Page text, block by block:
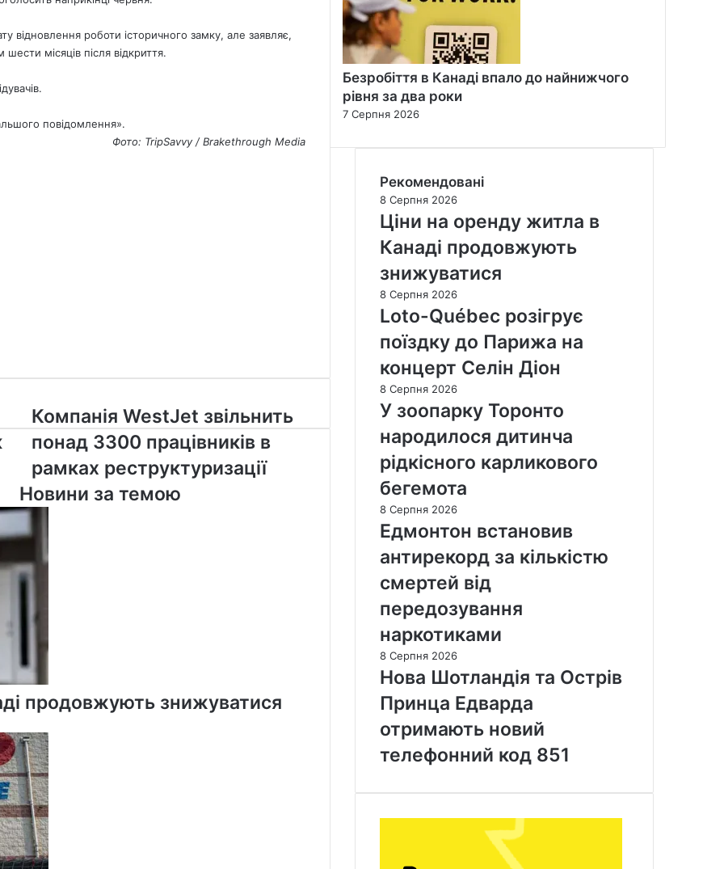
відновлення роботи історичного замку, але заявляє,
місяців після відкриття.
повідомлення».
Фото: TripSavvy / Brakethrough Media
Компанія
WestJet
звільнить
понад
3300
працівників
в
Компанія WestJet звільнить
понад 3300 працівників в
рамках реструктуризації
Новини за темою
продовжують знижуватися
Безробіття в Канаді впало до найнижчого
рівня за два роки
7 Серпня 2026
Рекомендовані
8 Серпня 2026
Ціни на оренду житла в
Канаді продовжують
знижуватися
8 Серпня 2026
Loto-Québec розігрує
поїздку до Парижа на
концерт Селін Діон
8 Серпня 2026
У зоопарку Торонто
народилося дитинча
рідкісного карликового
бегемота
8 Серпня 2026
Едмонтон встановив
антирекорд за кількістю
смертей від
передозування
наркотиками
8 Серпня 2026
Нова Шотландія та Острів
Принца Едварда
отримають новий
телефонний код 851